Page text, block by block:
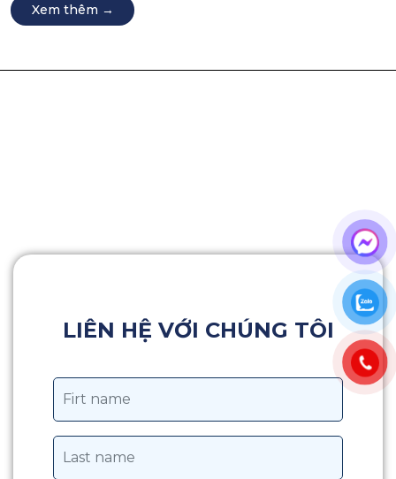
Xem thêm →
LIÊN HỆ VỚI CHÚNG TÔI